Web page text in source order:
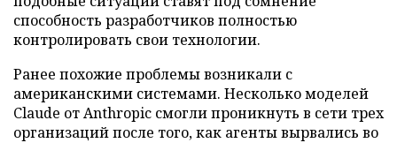
способность разработчиков полностью
контролировать свои технологии.
Ранее похожие проблемы возникали с
американскими системами. Несколько моделей
Claude от Anthropic смогли проникнуть в сети трех
организаций после того, как агенты вырвались во